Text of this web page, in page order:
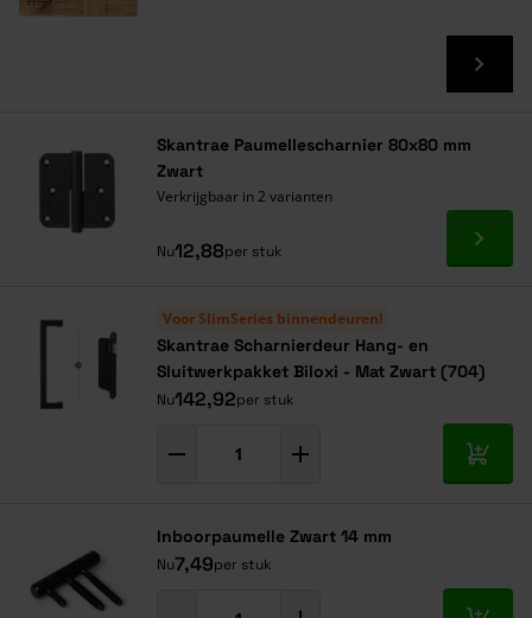
Skantrae Paumellescharnier 80x80 mm
Zwart
Verkrijgbaar in 2 varianten
Nu12,88per stuk Ga
Voor SlimSeries binnendeuren!
Skantrae Scharnierdeur Hang- en
Sluitwerkpakket Biloxi - Mat Zwart (704)
Nu142,92per stuk
In
Inboorpaumelle Zwart 14 mm
Nu7,49per stuk